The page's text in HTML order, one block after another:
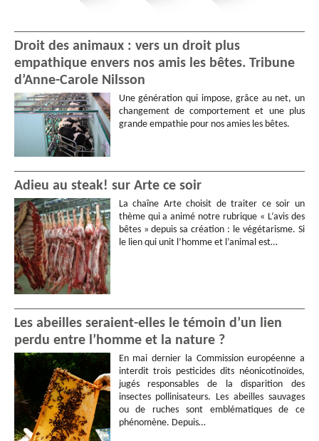
Droit des animaux : vers un droit plus
empathique envers nos amis les bêtes. Tribune
d’Anne-Carole Nilsson
Une génération qui impose, grâce au net, un
changement de comportement et une plus
grande empathie pour nos amies les bêtes.
Adieu au steak! sur Arte ce soir
La chaîne Arte choisit de traiter ce soir un
thème qui a animé notre rubrique « L’avis des
bêtes » depuis sa création : le végétarisme. Si
le lien qui unit l’homme et l’animal est…
Les abeilles seraient-elles le témoin d’un lien
perdu entre l’homme et la nature ?
En mai dernier la Commission européenne a
interdit trois pesticides dits néonicotinoïdes,
jugés responsables de la disparition des
insectes pollinisateurs. Les abeilles sauvages
ou de ruches sont emblématiques de ce
phénomène. Depuis…